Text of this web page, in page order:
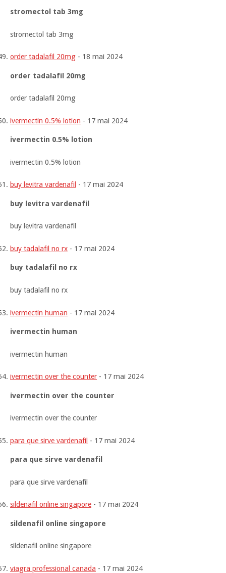
stromectol tab 3mg
stromectol tab 3mg
order tadalafil 20mg - 18 mai 2024
order tadalafil 20mg
order tadalafil 20mg
ivermectin 0.5% lotion - 17 mai 2024
ivermectin 0.5% lotion
ivermectin 0.5% lotion
buy levitra vardenafil - 17 mai 2024
buy levitra vardenafil
buy levitra vardenafil
buy tadalafil no rx - 17 mai 2024
buy tadalafil no rx
buy tadalafil no rx
ivermectin human - 17 mai 2024
ivermectin human
ivermectin human
ivermectin over the counter - 17 mai 2024
ivermectin over the counter
ivermectin over the counter
para que sirve vardenafil - 17 mai 2024
para que sirve vardenafil
para que sirve vardenafil
sildenafil online singapore - 17 mai 2024
sildenafil online singapore
sildenafil online singapore
viagra professional canada - 17 mai 2024